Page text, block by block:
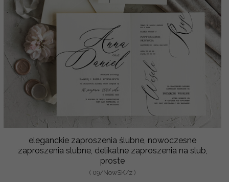
eleganckie zaproszenia ślubne, nowoczesne
zaproszenia slubne, delikatne zaproszenia na slub,
proste
( 09/NowSK/z )